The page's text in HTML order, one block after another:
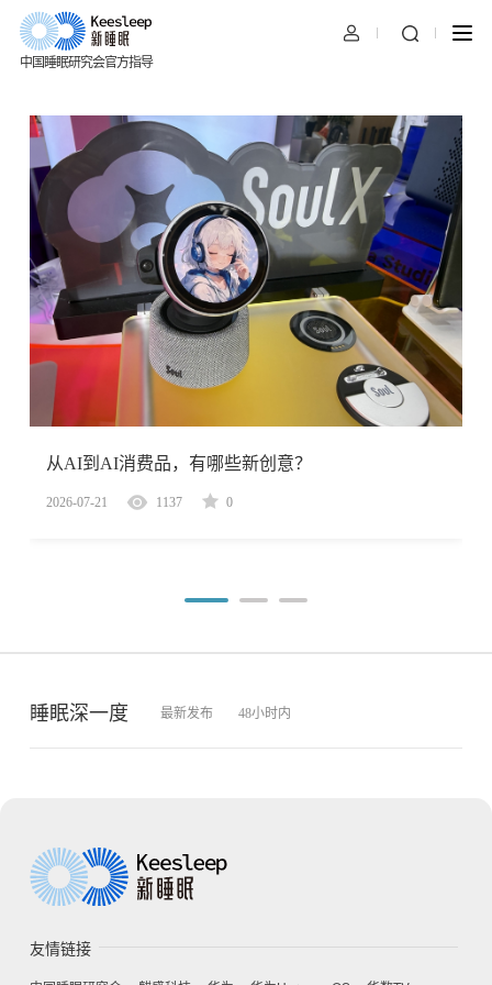
中国睡眠研究会官方指导
从AI到AI消费品，有哪些新创意？
2026-07-21 1137 0
睡眠深一度 最新发布 48小时内
友情链接